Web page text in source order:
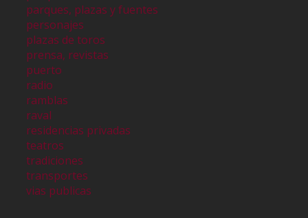
parques, plazas y fuentes
personajes
plazas de toros
prensa, revistas
puerto
radio
ramblas
raval
residencias privadas
teatros
tradiciones
transportes
vias publicas